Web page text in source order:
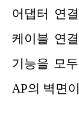
어댑터 연
케이블 연
기능을 모
AP의 벽면